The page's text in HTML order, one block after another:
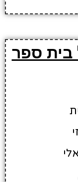
בית ספר